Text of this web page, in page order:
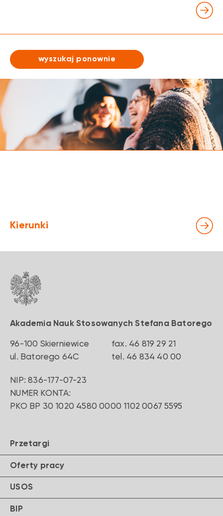
wyszukaj ponownie
Kierunki
Akademia Nauk Stosowanych Stefana Batorego
96-100 Skierniewice
‍ul. Batorego 64C
fax. 46 819 29 21
‍tel. 46 834 40 00
NIP: 836-177-07-23
NUMER KONTA:
PKO BP 30 1020 4580 0000 1102 0067 5595
Przetargi
Oferty pracy
USOS
BIP